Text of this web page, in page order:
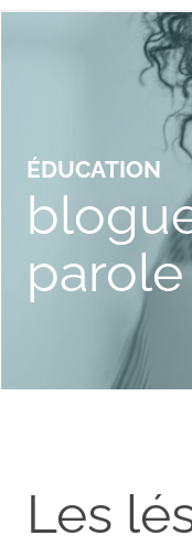
ÉDUCATION
parole
Les